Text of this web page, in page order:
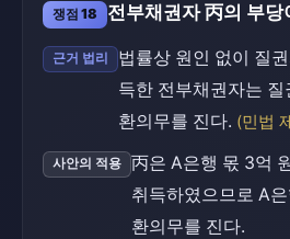
쟁점 18 전부채권자 丙의 부
근거 법리
법률상 원인 없이 질
득한 전부채권자는
환의무를 진다. (민법
사안의 적용
丙은 A은행 몫 3억
취득하였으므로 A
환의무를 진다.